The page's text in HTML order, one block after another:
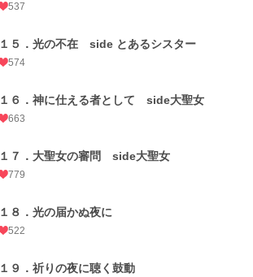
537
１５．光の不在 side とあるシスター
574
１６．神に仕える者として side大聖女
663
１７．大聖女の審問 side大聖女
779
１８．光の届かぬ夜に
522
１９．祈りの夜に聴く鼓動